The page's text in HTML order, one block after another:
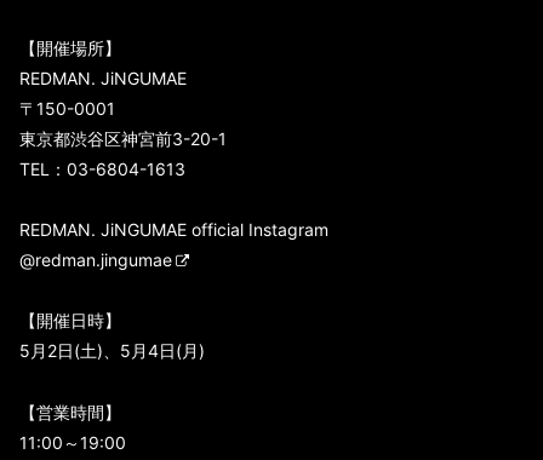
【開催場所】
REDMAN. JiNGUMAE
〒150-0001
東京都渋谷区神宮前3-20-1
TEL：03-6804-1613
REDMAN. JiNGUMAE official Instagram
@redman.jingumae
【開催日時】
5月2日(土)、5月4日(月)
【営業時間】
11:00～19:00